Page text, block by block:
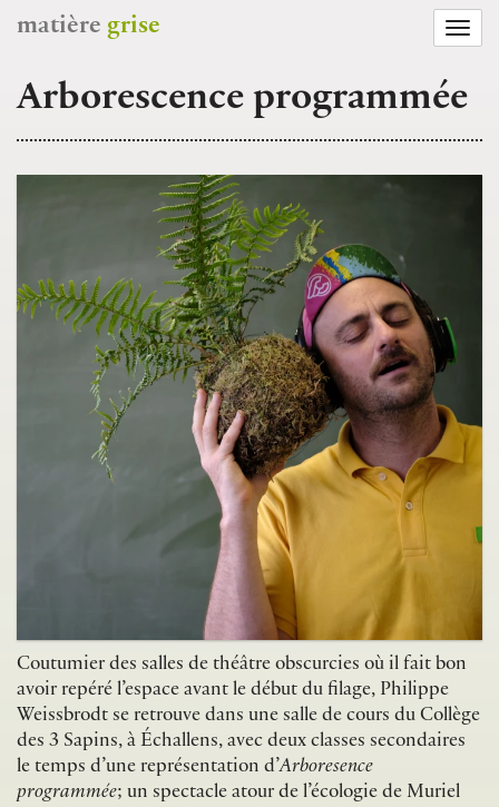
matière grise
Arborescence programmée
Coutumier des salles de théâtre obscurcies où il fait bon
avoir repéré l’espace avant le début du filage, Philippe
Weissbrodt se retrouve dans une salle de cours du Collège
des 3 Sapins, à Échallens, avec deux classes secondaires
le temps d’une représentation d’Arboresence
programmée; un spectacle atour de l’écologie de Muriel